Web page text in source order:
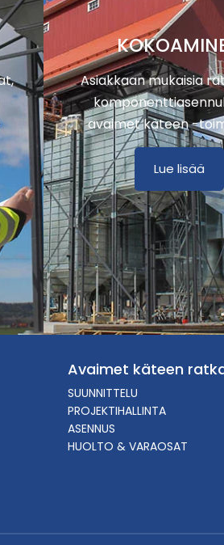
Asiakkaan mukaisia
avaimet käteen -
Lue lisää
Avaimet käteen
SUUNNITTELU
PROJEKTIHALLINTA
ASENNUS
HUOLTO & VARAOSAT